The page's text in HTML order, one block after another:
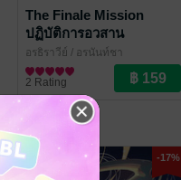
The Finale Mission
ปฏิบัติการอวสาน
อรธิราวีย์ / อรนันท์ชา
นิยายแฟนตาซี
2 Rating
-17%